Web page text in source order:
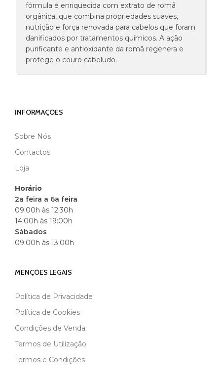
fórmula é enriquecida com extrato de romã
orgânica, que combina propriedades suaves,
nutrição e força renovada para cabelos que foram
danificados por tratamentos químicos. A ação
purificante e antioxidante da romã regenera e
protege o couro cabeludo.
MARCA
INFORMAÇÕES
Sobre Nós
Contactos
Loja
Horário
2a feira a 6a feira
09:00h às 12:30h
14:00h às 19:00h
Sábados
09:00h às 13:00h
MENÇÕES LEGAIS
Política de Privacidade
Política de Cookies
Condições de Venda
Termos de Utilização
Termos e Condições